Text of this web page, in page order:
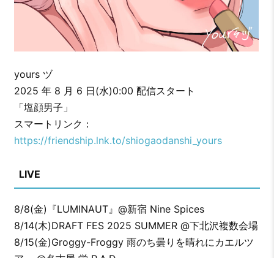
yours ヅ
2025 年 8 月 6 日(水)0:00 配信スタート
「塩顔男子」
スマートリンク：
https://friendship.lnk.to/shiogaodanshi_yours
LIVE
8/8(金)『LUMINAUT』@新宿 Nine Spices
8/14(木)DRAFT FES 2025 SUMMER @下北沢複数会場
8/15(金)Groggy-Froggy 雨のち曇りを晴れにカエルツ